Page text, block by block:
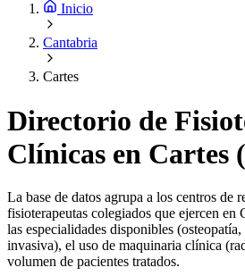
Inicio
Cantabria
Cartes
Directorio de
Clínicas en Cartes
La base de datos agrupa a los centros de
fisioterapeutas colegiados que ejercen en
las especialidades disponibles
invasiva), el uso de maquinaria clínica
volumen de pacientes tratados.